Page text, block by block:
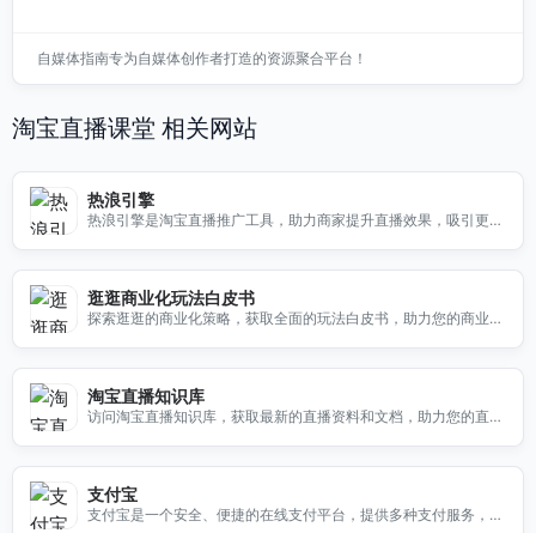
自媒体指南专为自媒体创作者打造的资源聚合平台！
淘宝直播课堂 相关网站
热浪引擎
热浪引擎是淘宝直播推广工具，助力商家提升直播效果，吸引更多
逛逛商业化玩法白皮书
探索逛逛的商业化策略，获取全面的玩法白皮书，助力您的商业决
淘宝直播知识库
访问淘宝直播知识库，获取最新的直播资料和文档，助力您的直播
支付宝
支付宝是一个安全、便捷的在线支付平台，提供多种支付服务，满